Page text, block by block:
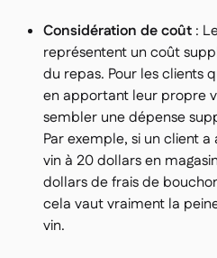
Considération de coût :
représentent un coût
du repas. Pour les clients
en apportant leur propre
sembler une dépense
Par exemple, si un client
vin à 20 dollars en
dollars de frais de
cela vaut vraiment la
vin.